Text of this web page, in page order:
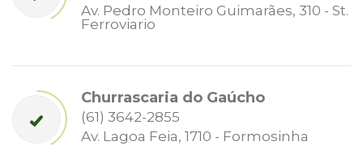
Av. Pedro Monteiro Guimarães, 310 - St.
Ferroviario
Churrascaria do Gaúcho
(61) 3642-2855
Av. Lagoa Feia, 1710 - Formosinha